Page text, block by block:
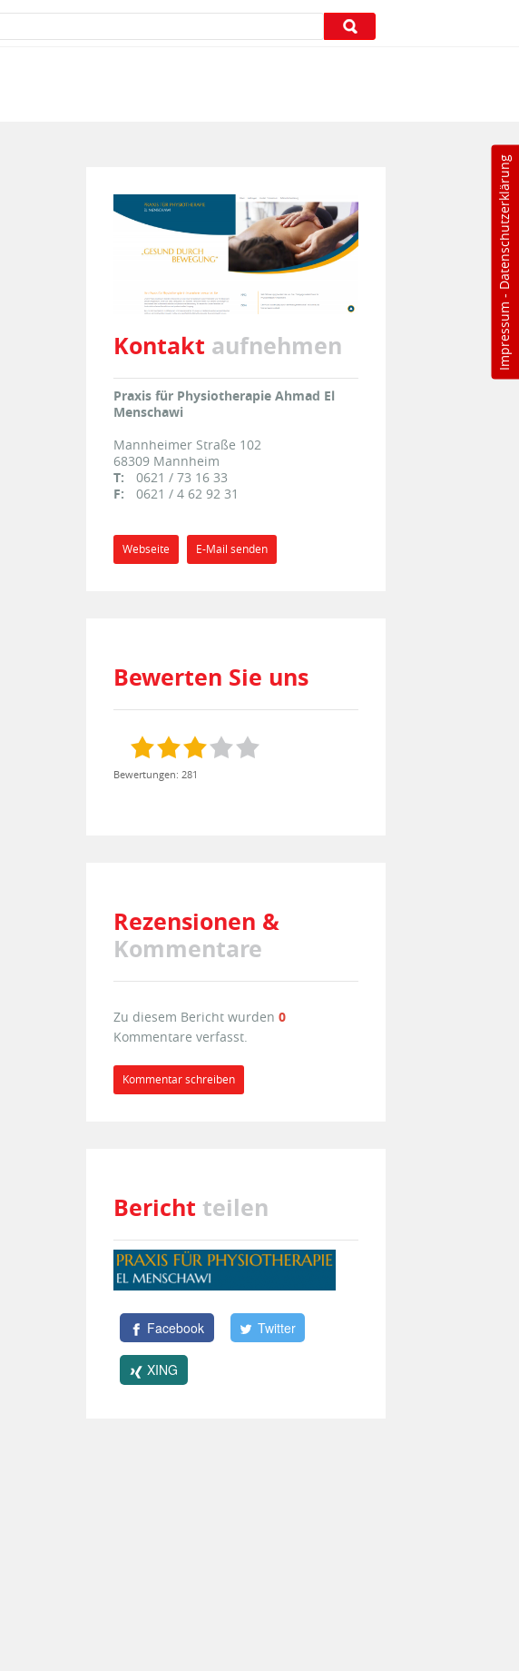
Impressum
-
Datenschutzerklärung
Kontakt aufnehmen
Praxis für Physiotherapie Ahmad El
Menschawi
Mannheimer Straße 102
68309 Mannheim
T:
0621 / 73 16 33
F:
0621 / 4 62 92 31
Webseite E-Mail senden
Bewerten Sie uns
Bewertungen: 281
Rezensionen &
Kommentare
Zu diesem Bericht wurden 0
Kommentare verfasst.
Kommentar schreiben
Bericht teilen
Facebook Twitter
XING